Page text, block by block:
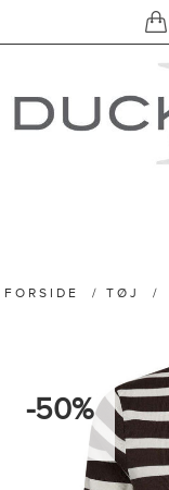
FORSIDE / TØJ /
-50%